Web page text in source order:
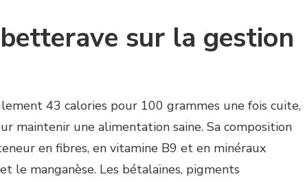
sur la gestion
43 calories pour 100 grammes une fois cuite,
maintenir une alimentation saine. Sa composition
en fibres, en vitamine B9 et en minéraux
le manganèse. Les bétalaïnes, pigments